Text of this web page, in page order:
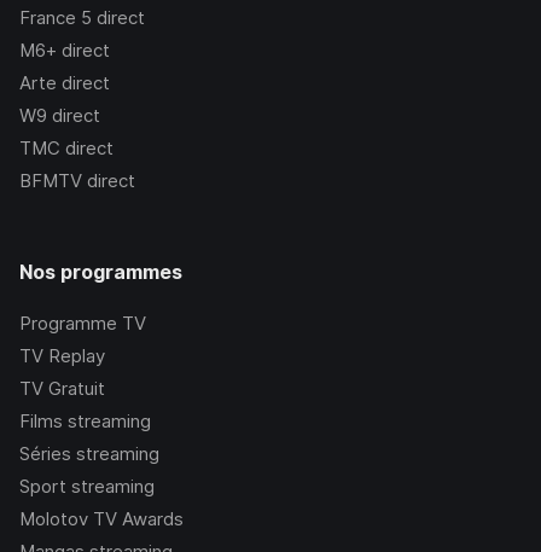
France 5 direct
M6+ direct
Arte direct
W9 direct
TMC direct
BFMTV direct
Nos programmes
Programme TV
TV Replay
TV Gratuit
Films streaming
Séries streaming
Sport streaming
Molotov TV Awards